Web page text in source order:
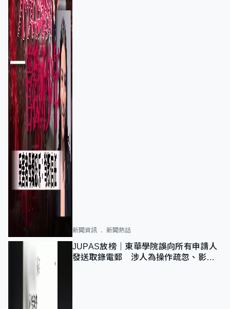
新聞資訊 新聞熱話
JUPAS放榜｜東華學院誤向所有申請人
發送取錄電郵 涉人為操作疏忽、影響